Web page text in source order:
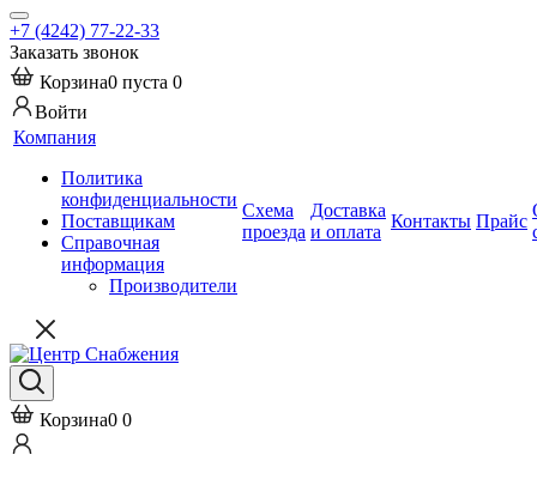
+7 (4242) 77-22-33
Заказать звонок
Корзина0 пуста 0
Войти
Компания
Политика
конфиденциальности
Поставщикам
Справочная
информация
Производители
Схема
проезда
Доставка
и оплата
Контакты Прайс
Корзина0 0